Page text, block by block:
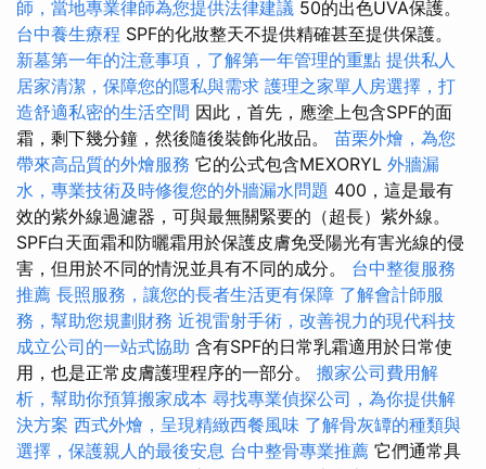
師，當地專業律師為您提供法律建議 50的出色UVA保護。
台中養生療程 SPF的化妝整天不提供精確甚至提供保護。
新墓第一年的注意事項，了解第一年管理的重點 提供私人
居家清潔，保障您的隱私與需求 護理之家單人房選擇，打
造舒適私密的生活空間 因此，首先，應塗上包含SPF的面
霜，剩下幾分鐘，然後隨後裝飾化妝品。 苗栗外燴，為您
帶來高品質的外燴服務 它的公式包含MEXORYL 外牆漏
水，專業技術及時修復您的外牆漏水問題 400，這是最有
效的紫外線過濾器，可與最無關緊要的（超長）紫外線。
SPF白天面霜和防曬霜用於保護皮膚免受陽光有害光線的侵
害，但用於不同的情況並具有不同的成分。 台中整復服務
推薦 長照服務，讓您的長者生活更有保障 了解會計師服
務，幫助您規劃財務 近視雷射手術，改善視力的現代科技
成立公司的一站式協助 含有SPF的日常乳霜適用於日常使
用，也是正常皮膚護理程序的一部分。 搬家公司費用解
析，幫助你預算搬家成本 尋找專業偵探公司，為你提供解
決方案 西式外燴，呈現精緻西餐風味 了解骨灰罈的種類與
選擇，保護親人的最後安息 台中整骨專業推薦 它們通常具